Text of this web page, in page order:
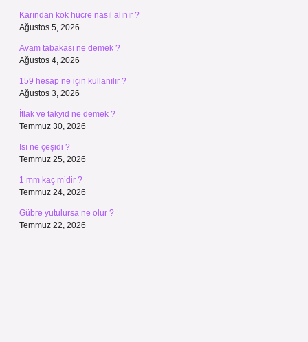
Karından kök hücre nasıl alınır ?
Ağustos 5, 2026
Avam tabakası ne demek ?
Ağustos 4, 2026
159 hesap ne için kullanılır ?
Ağustos 3, 2026
İtlak ve takyid ne demek ?
Temmuz 30, 2026
Isı ne çeşidi ?
Temmuz 25, 2026
1 mm kaç m’dir ?
Temmuz 24, 2026
Gübre yutulursa ne olur ?
Temmuz 22, 2026